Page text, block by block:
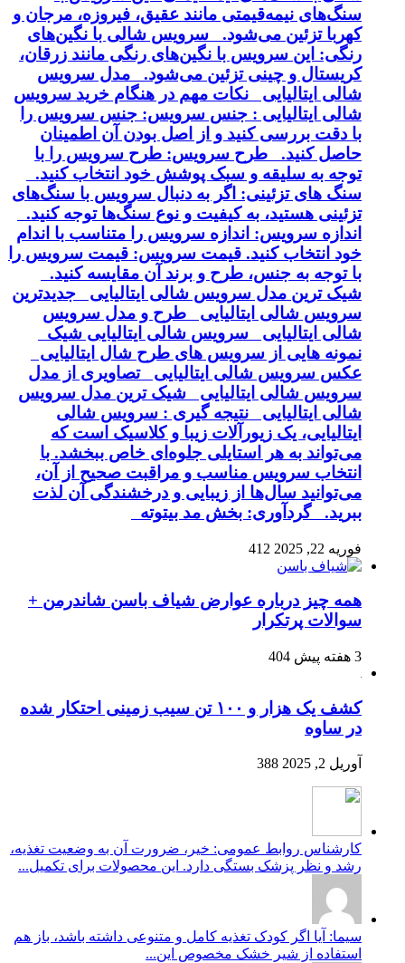
سنگ‌های نیمه‌قیمتی مانند عقیق، فیروزه، مرجان و
کهربا تزئین می‌شود. سرویس شالی با نگین‌های
رنگی: این سرویس با نگین‌های رنگی مانند زرقان،
کریستال و چینی تزئین می‌شود. مدل سرویس
شالی ایتالیایی نکات مهم در هنگام خرید سرویس
شالی ایتالیایی : جنس سرویس: جنس سرویس را
با دقت بررسی کنید و از اصل بودن آن اطمینان
حاصل کنید. طرح سرویس: طرح سرویس را با
توجه به سلیقه و سبک پوشش خود انتخاب کنید.
سنگ های تزئینی: اگر به دنبال سرویس با سنگ‌های
تزئینی هستید، به کیفیت و نوع سنگ‌ها توجه کنید.
اندازه سرویس: اندازه سرویس را متناسب با اندام
خود انتخاب کنید. قیمت سرویس: قیمت سرویس را
با توجه به جنس، طرح و برند آن مقایسه کنید.
شیک ترین مدل سرویس شالی ایتالیایی جدیدترین
سرویس شالی ایتالیایی طرح و مدل سرویس
شالی ایتالیایی سرویس شالی ایتالیایی شیک
نمونه هایی از سرویس های طرح شال ایتالیایی
عکس سرویس شالی ایتالیایی تصاویری از مدل
سرویس شالی ایتالیایی شیک ترین مدل سرویس
شالی ایتالیایی نتیجه گیری : سرویس شالی
ایتالیایی، یک زیورآلات زیبا و کلاسیک است که
می‌تواند به هر استایلی جلوه‌ای خاص ببخشد. با
انتخاب سرویس مناسب و مراقبت صحیح از آن،
می‌توانید سال‌ها از زیبایی و درخشندگی آن لذت
ببرید. گردآوری: بخش مد بیتوته
فوریه 22, 2025 412
همه چیز درباره عوارض شیاف باسن شاندرمن +
سوالات پرتکرار
3 هفته پیش 404
کشف یک هزار و ۱۰۰ تن سیب زمینی احتکار شده
در ساوه
آوریل 2, 2025 388
کارشناس روابط عمومی: خیر، ضرورت آن به وضعیت تغذیه،
رشد و نظر پزشک بستگی دارد. این محصولات برای تکمیل...
سیما: آیا اگر کودک تغذیه کامل و متنوعی داشته باشد، باز هم
استفاده از شیر خشک مخصوص این...